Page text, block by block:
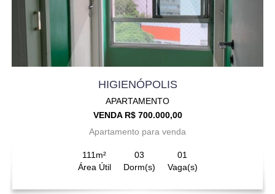
HIGIENÓPOLIS
APARTAMENTO
VENDA R$ 700.000,00
Apartamento para venda
111m²
Área Útil
03
Dorm(s)
01
Vaga(s)